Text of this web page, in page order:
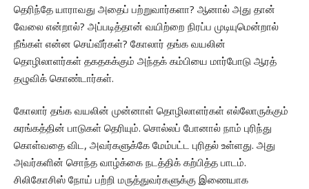
தெரிந்தே யாராவது அதைப் பற்றுவார்களா? ஆனால் அது தான்
வேலை என்றால்? அப்படித்தான் வயிற்றை நிரப்ப முடியுமென்றால்
நீங்கள் என்ன செய்வீர்கள்? கோலார் தங்க வயலின்
தொழிலாளர்கள் தகதகக்கும் அந்தக் கம்பியை மார்போடு ஆரத்
தழுவிக் கொண்டார்கள்.
கோலார் தங்க வயலின் முன்னாள் தொழிலாளர்கள் எல்லோருக்கும்
சுரங்கத்தின் பாடுகள் தெரியும். சொல்லப் போனால் நாம் புரிந்து
கொள்வதை விட, அவர்களுக்கே மேம்பட்ட புரிதல் உள்ளது. அது
அவர்களின் சொந்த வாழ்க்கை நடத்திக் கற்பித்த பாடம்.
சிலிகோசிஸ் நோய் பற்றி மருத்துவர்களுக்கு இணையாக